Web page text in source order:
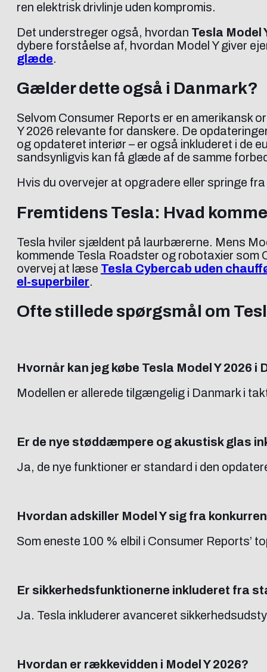
ren elektrisk drivlinje uden kompromis.
Det understreger også, hvordan Tesla Model
dybere forståelse af, hvordan Model Y giver
glæde.
Gælder dette også i Danmark?
Selvom Consumer Reports er en amerikansk
Y 2026 relevante for danskere. De
og opdateret interiør – er også inkluderet i de
sandsynligvis kan få glæde af de samme
Hvis du overvejer at opgradere eller springe
Fremtidens Tesla: Hvad
Tesla hviler sjældent på laurbærerne. Mens
kommende Tesla Roadster og robotaxier
overvej at læse Tesla Cybercab uden
el-superbiler.
Ofte stillede spørgsmål om
Hvornår kan jeg købe Tesla Model Y 2026 i
Modellen er allerede tilgængelig i Danmark i
Er de nye støddæmpere og akustisk glas
Ja, de nye funktioner er standard i den
Hvordan adskiller Model Y sig fra
Som eneste 100 % elbil i Consumer Reports’
Er sikkerhedsfunktionerne inkluderet fra
Ja. Tesla inkluderer avanceret
Hvordan er rækkevidden i Model Y 2026?